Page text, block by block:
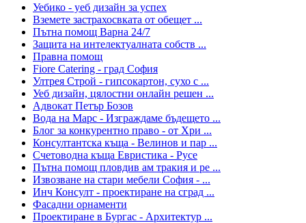
Уебико - уеб дизайн за успех
Вземете застрахосвката от обещет ...
Пътна помощ Варна 24/7
Защита на интелектуалната собств ...
Правна помощ
Fiore Catering - град София
Ултрея Строй - гипсокартон, сухо с ...
Уеб дизайн, цялостни онлайн решен ...
Адвокат Петър Бозов
Вода на Марс - Изграждаме бъдещето ...
Блог за конкурентно право - от Хри ...
Консултантска къща - Велинов и пар ...
Счетоводна къща Евристика - Русе
Пътна помощ пловдив ам тракия и ре ...
Извозване на стари мебели София - ...
Инч Консулт - проектиране на сград ...
Фасадни орнаменти
Проектиране в Бургас - Архитектур ...